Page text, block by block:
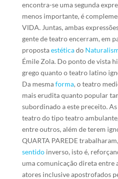
encontra-se uma segunda
menos importante, é
VIDA. Juntas, ambas
gente de teatro encerram, em
propostaestéticado
Émile Zola. Do ponto de vista
grego quanto o teatro latino
Da mesmaforma, o teatro
mais erudita quanto popular
subordinado a este preceito.
teatro do tipo teatro
entre outros, além de terem
QUARTA PAREDE
sentidoinverso, isto é,
uma comunicação direta entre
atores inclusive apostrofados